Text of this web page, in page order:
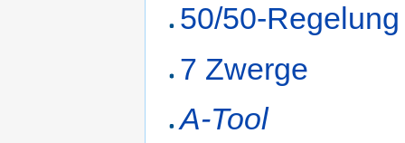
50/50-Regelung
7 Zwerge
A-Tool